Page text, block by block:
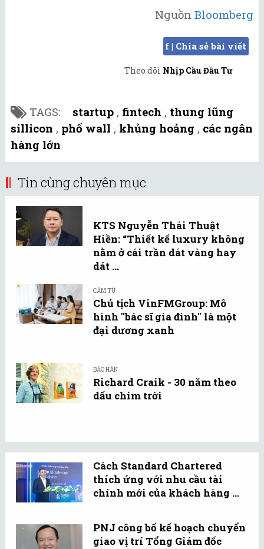
Nguồn Bloomberg
f | Chia sẻ bài viết
Theo dõi Nhịp Cầu Đầu Tư
TAGS: startup , fintech , thung lũng
sillicon , phố wall , khủng hoảng , các ngân
hàng lớn
Tin cùng chuyên mục
KTS Nguyễn Thái Thuật
Hiền: “Thiết kế luxury không
nằm ở cái trần dát vàng hay
dát ...
CẨM TÚ
Chủ tịch VinFMGroup: Mô
hình "bác sĩ gia đình" là một
đại dương xanh
BẢO HÂN
Richard Craik - 30 năm theo
dấu chim trời
Cách Standard Chartered
thích ứng với nhu cầu tài
chính mới của khách hàng ...
PNJ công bố kế hoạch chuyển
giao vị trí Tổng Giám đốc